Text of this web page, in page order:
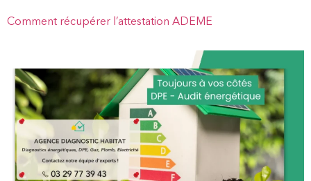
Comment récupérer l’attestation ADEME